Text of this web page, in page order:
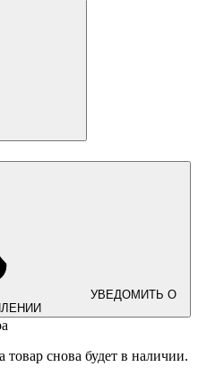
УВЕДОМИТЬ О
снова будет в наличии.